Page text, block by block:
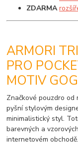
ZDARMA
ARMORI
PRO
MOTIV
Značkové pouzdro od
pyšní stylovým
minimalistický styl.
barevných a
internetovém obchodě.